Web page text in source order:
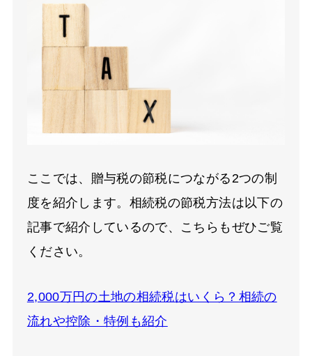
ここでは、贈与税の節税につながる2つの制
度を紹介します。相続税の節税方法は以下の
記事で紹介しているので、こちらもぜひご覧
ください。
2,000万円の土地の相続税はいくら？相続の
流れや控除・特例も紹介